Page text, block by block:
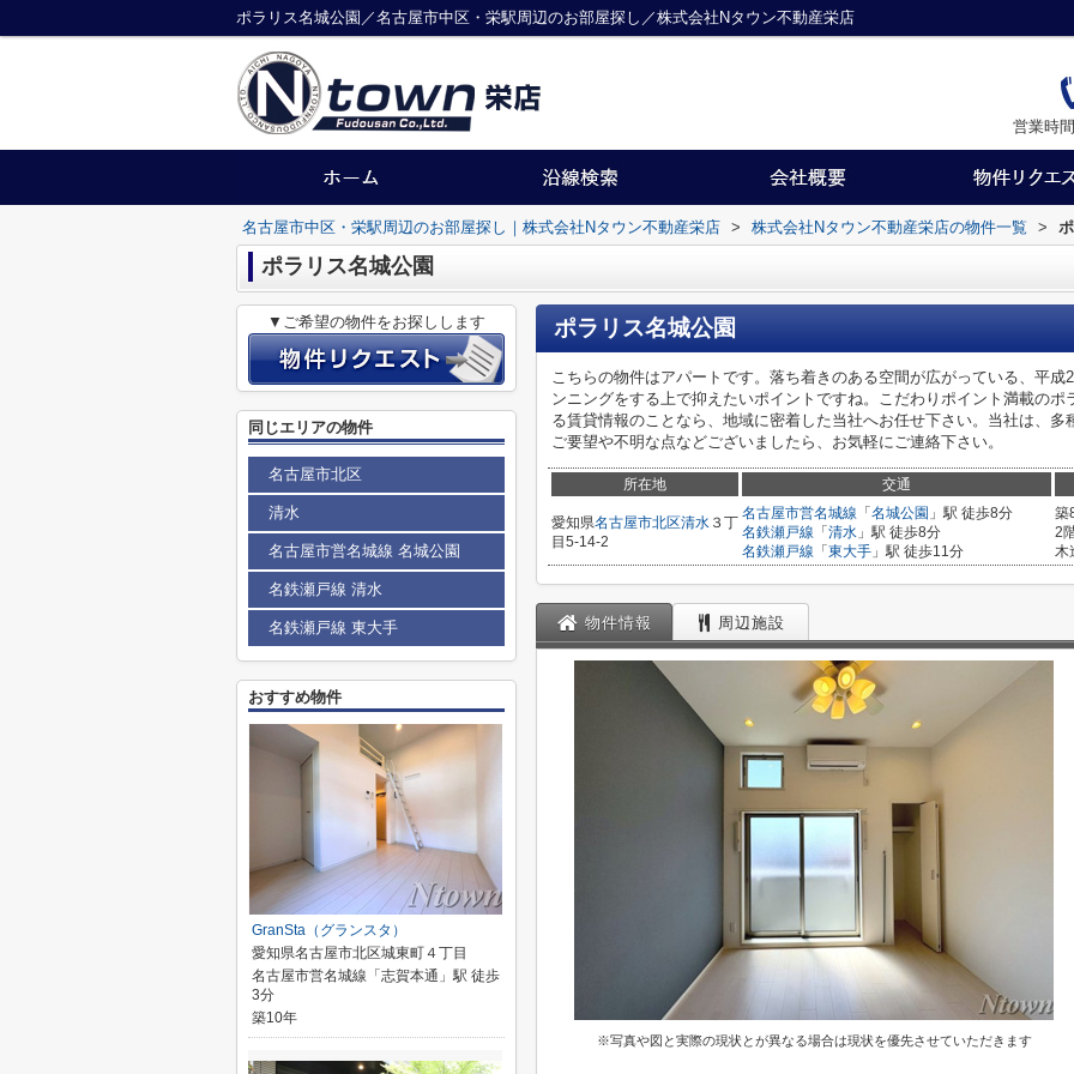
ポラリス名城公園／名古屋市中区・栄駅周辺のお部屋探し／株式会社Nタウン不動産栄店
営業時
名古屋市中区・栄駅周辺のお部屋探し｜株式会社Nタウン不動産栄店 > 株式会社Nタウン不動産栄店の物件一覧 >
ポラリス名城公園
ポラリス名城公園
こちらの物件はアパートです。落ち着きのある空間が広がっている、平
ンニングをする上で抑えたいポイントですね。こだわりポイント満載の
る賃貸情報のことなら、地域に密着した当社へお任せ下さい。当社は、
ご要望や不明な点などございましたら、お気軽にご連絡下さい。
所在地 交通
愛知県名古屋市北区清水 ３丁
目5-14-2
名古屋市営名城線 「 名城公園 」駅 徒歩8分
名鉄瀬戸線 「 清水 」駅 徒歩8分
名鉄瀬戸線 「 東大手 」駅 徒歩11分
築
2
木
物件情報 周辺施設
※写真や図と実際の現状とが異なる場合は現状を優先させていただきます
▼ご希望の物件をお探しします
同じエリアの物件
名古屋市北区
清水
名古屋市営名城線 名城公園
名鉄瀬戸線 清水
名鉄瀬戸線 東大手
おすすめ物件
GranSta（グランスタ）
愛知県名古屋市北区城東町４丁目
名古屋市営名城線「志賀本通」駅 徒歩
3分
築10年